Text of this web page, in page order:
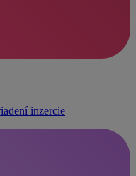
inzercie